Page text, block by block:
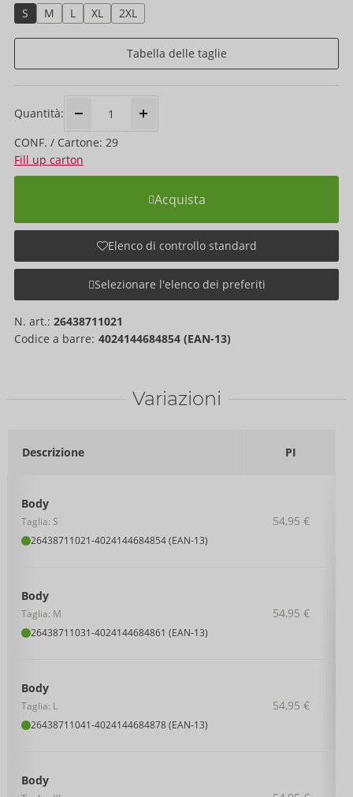
S
M L XL 2XL
Tabella delle taglie
Quantità:
CONF. / Cartone: 29
Fill up carton
Acquista
Elenco di controllo standard
Selezionare l'elenco dei preferiti
N. art.: 26438711021
Codice a barre: 4024144684854 (EAN-13)
Variazioni
Descrizione PI
Body
Taglia: S
26438711021-4024144684854 (EAN-13)
54,95 €
Body
Taglia: M
26438711031-4024144684861 (EAN-13)
54,95 €
Body
Taglia: L
26438711041-4024144684878 (EAN-13)
54,95 €
Body